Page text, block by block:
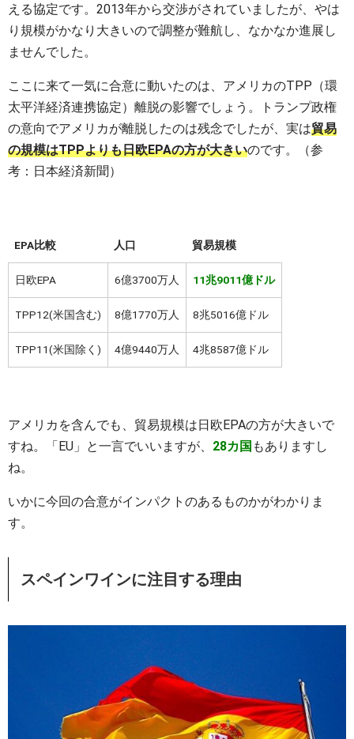
える協定です。2013年から交渉がされていましたが、やは
り規模がかなり大きいので調整が難航し、なかなか進展し
ませんでした。
ここに来て一気に合意に動いたのは、アメリカのTPP（環
太平洋経済連携協定）離脱の影響でしょう。トランプ政権
の意向でアメリカが離脱したのは残念でしたが、実は貿易
の規模はTPPよりも日欧EPAの方が大きいのです。（参
考：日本経済新聞）
EPA比較 人口 貿易規模
日欧EPA 6億3700万人 11兆9011億ドル
TPP12(米国含む) 8億1770万人 8兆5016億ドル
TPP11(米国除く) 4億9440万人 4兆8587億ドル
アメリカを含んでも、貿易規模は日欧EPAの方が大きいで
すね。「EU」と一言でいいますが、 28カ国 もありますし
ね。
いかに今回の合意がインパクトのあるものかがわかりま
す。
スペインワインに注目する理由